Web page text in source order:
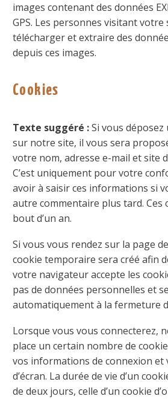
images contenant des données
GPS. Les personnes visitant
télécharger et extraire des
depuis ces images.
Cookies
Texte suggéré :Si vous
sur notre site, il vous sera
votre nom, adresse e-mail et site
C’est uniquement pour votre
avoir à saisir ces informations si
autre commentaire plus tard. Ces
bout d’un an.
Si vous vous rendez sur la page
cookie temporaire sera créé afin
votre navigateur accepte les
pas de données personnelles et
automatiquement à la fermeture
Lorsque vous vous connecterez,
place un certain nombre de
vos informations de connexion et
d’écran. La durée de vie d’un
de deux jours, celle d’un cookie